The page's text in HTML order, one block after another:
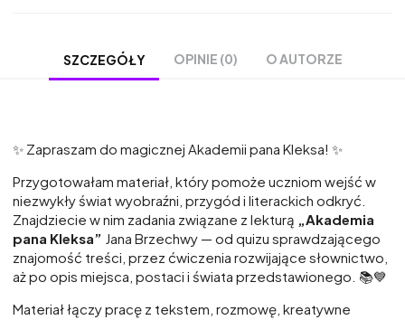
SZCZEGÓŁY OPINIE (0) O AUTORZE
✨ Zapraszam do magicznej Akademii pana Kleksa! ✨
Przygotowałam materiał, który pomoże uczniom wejść w
niezwykły świat wyobraźni, przygód i literackich odkryć.
Znajdziecie w nim zadania związane z lekturą „Akademia
pana Kleksa” Jana Brzechwy — od quizu sprawdzającego
znajomość treści, przez ćwiczenia rozwijające słownictwo,
aż po opis miejsca, postaci i świata przedstawionego. 📚💙
Materiał łączy pracę z tekstem, rozmowę, kreatywne